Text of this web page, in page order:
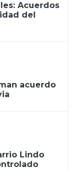
Acuerdos
del
acuerdo
Lindo